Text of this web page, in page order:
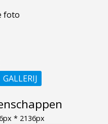
foto
GALLERIJ
* 2136px